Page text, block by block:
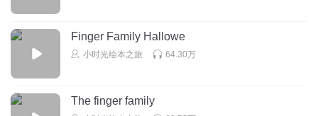
Finger Family Hallowe
小时光绘本之旅 64.30万
The finger family